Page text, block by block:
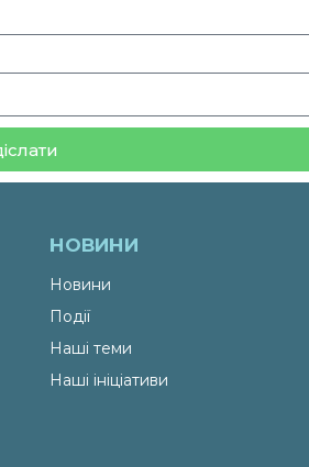
НОВИНИ
Новини
Події
Наші теми
Наші ініціативи